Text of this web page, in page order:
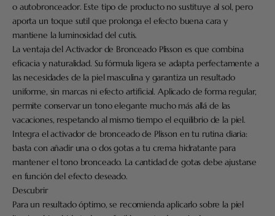
o autobronceador. Este tipo de producto no sustituye al sol, pero
aporta un toque sutil que prolonga el efecto buena cara y
mantiene la luminosidad del cutis.
La ventaja del Activador de Bronceado Plisson es que combina
eficacia y naturalidad. Su fórmula ligera se adapta perfectamente a
las necesidades de la piel masculina y garantiza un resultado
uniforme, sin marcas ni efecto artificial. Aplicado de forma regular,
permite conservar un tono elegante mucho más allá de las
vacaciones, respetando al mismo tiempo el equilibrio de la piel.
Integra el activador de bronceado de Plisson en tu rutina diaria:
basta con añadir una o dos gotas a tu crema hidratante para
mantener el tono bronceado. La cantidad de gotas debe ajustarse
en función del efecto deseado.
Descubrir
Para un resultado óptimo, se recomienda aplicarlo sobre la piel